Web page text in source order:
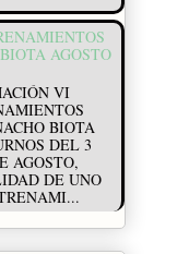
AGOSTO
VI
BIOTA
DEL 3
AGOSTO,
DE UNO